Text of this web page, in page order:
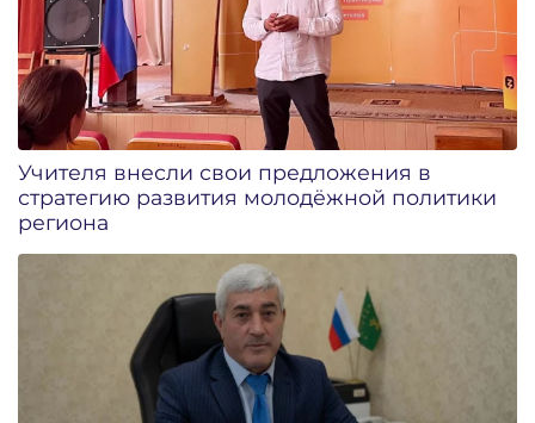
Учителя внесли свои предложения в
стратегию развития молодёжной политики
региона